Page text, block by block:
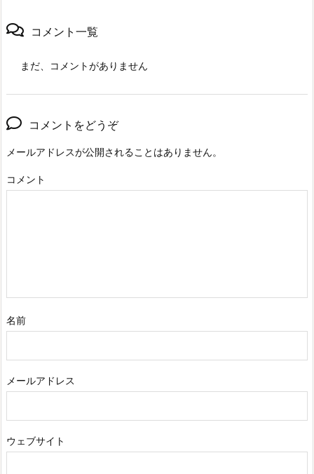
コメント一覧
まだ、コメントがありません
コメントをどうぞ
メールアドレスが公開されることはありません。
コメント
名前
メールアドレス
ウェブサイト